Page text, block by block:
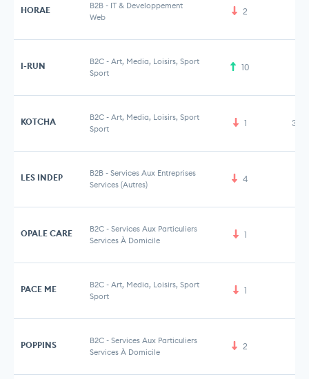
HORAE B2B - IT & Developpement
Web
2
I-RUN B2C - Art, Media, Loisirs, Sport
Sport
10
KOTCHA B2C - Art, Media, Loisirs, Sport
Sport
1
LES INDEP B2B - Services Aux Entreprises
Services (Autres)
4
OPALE CARE B2C - Services Aux Particuliers
Services À Domicile
1
PACE ME B2C - Art, Media, Loisirs, Sport
Sport
1
POPPINS B2C - Services Aux Particuliers
Services À Domicile
2